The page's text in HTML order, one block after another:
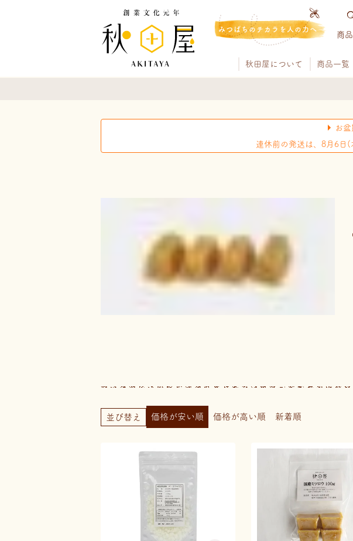
みつばちのチカラを人の力へ
商
秋田屋について 商品一覧
お
連休前の発送は、8月6日(
並び替え 価格が安い順 価格が高い順 新着順